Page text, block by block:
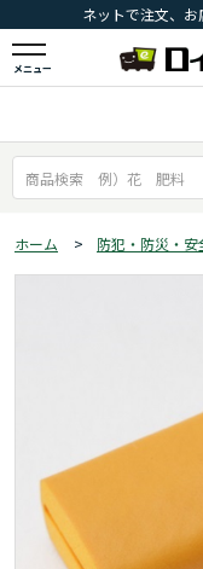
ネットで注文、
メニュー
ホーム > 防犯・防災・安